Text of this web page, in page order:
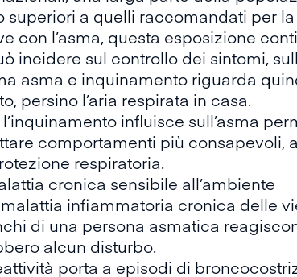
superiori a quelli raccomandati per
con l’asma, questa esposizione
incidere sul controllo dei sintomi,
asma e inquinamento riguarda
persino l’aria respirata in casa.
influisce sull’asma
comportamenti più
respiratoria.
cronica sensibile all’ambiente
malattia infiammatoria cronica delle
di una persona asmatica
alcun disturbo.
porta a episodi di